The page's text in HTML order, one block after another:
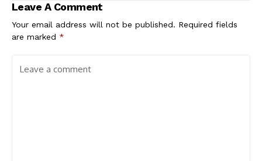
Leave A Comment
Your email address will not be published. Required fields
are marked *